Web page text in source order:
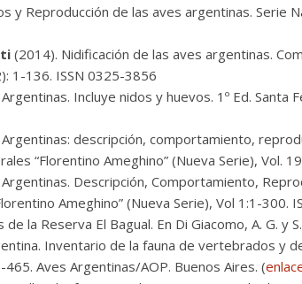
y Reproducción de las aves argentinas. Serie
(2014). Nidificación de las aves argentinas.
1-136. ISSN 0325-3856
Incluye nidos y huevos. 1º Ed. Santa
descripción, comportamiento,
“Florentino Ameghino” (Nueva Serie), Vol.
Descripción, Comportamiento,
Ameghino” (Nueva Serie), Vol 1:1-300.
de la Reserva El Bagual. En Di Giacomo, A. G.
Inventario de la fauna de vertebrados y
Aves Argentinas/AOP. Buenos Aires. (